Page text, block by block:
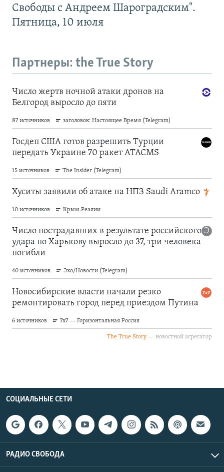
Свободы с Андреем Шароградским".
Пятница, 10 июля
Партнеры: the True Story
СОЦИАЛЬНЫЕ СЕТИ
РАДИО СВОБОДА